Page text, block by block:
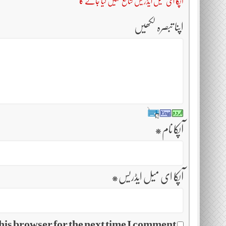
آپکا ای میل ایڈریس شائع نہیں کیا جائے گا
اپنا تبصرہ لکھیں
آپکا نام *
آپکا ای میل ایڈریس *